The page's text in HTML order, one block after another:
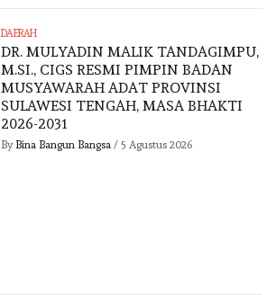
DAERAH
DR. MULYADIN MALIK TANDAGIMPU,
M.SI., CIGS RESMI PIMPIN BADAN
MUSYAWARAH ADAT PROVINSI
SULAWESI TENGAH, MASA BHAKTI
2026-2031
By Bina Bangun Bangsa/ 5 Agustus 2026